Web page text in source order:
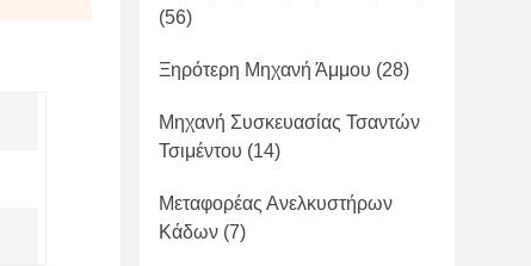
(56)
Ξηρότερη Μηχανή Άμμου (28)
Μηχανή Συσκευασίας Τσαντών
Τσιμέντου (14)
Μεταφορέας Ανελκυστήρων
Κάδων (7)